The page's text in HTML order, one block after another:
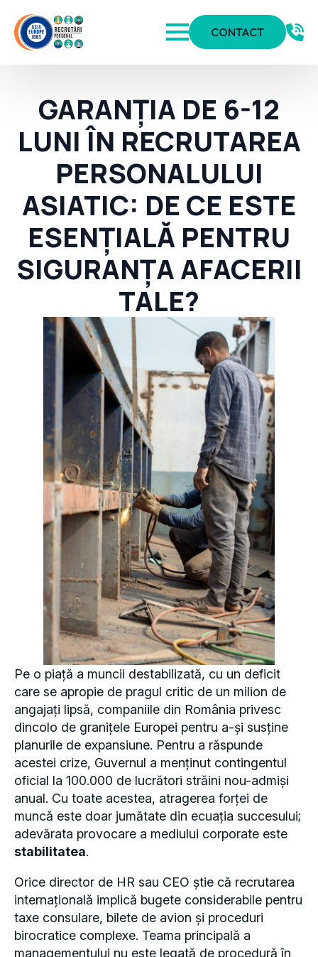
CONTACT
GARANȚIA DE 6-12
LUNI ÎN RECRUTAREA
PERSONALULUI
ASIATIC: DE CE ESTE
ESENȚIALĂ PENTRU
SIGURANȚA AFACERII
TALE?
Pe o piață a muncii destabilizată, cu un deficit
care se apropie de pragul critic de un milion de
angajați lipsă, companiile din România privesc
dincolo de granițele Europei pentru a-și susține
planurile de expansiune. Pentru a răspunde
acestei crize, Guvernul a menținut contingentul
oficial la 100.000 de lucrători străini nou-admiși
anual. Cu toate acestea, atragerea forței de
muncă este doar jumătate din ecuația succesului;
adevărata provocare a mediului corporate este
stabilitatea.
Orice director de HR sau CEO știe că recrutarea
internațională implică bugete considerabile pentru
taxe consulare, bilete de avion și proceduri
birocratice complexe. Teama principală a
managementului nu este legată de procedură în